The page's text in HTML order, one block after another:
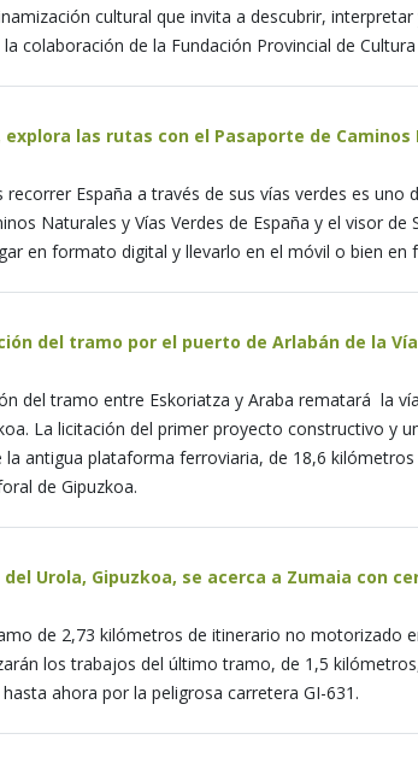
cultural que invita a descubrir,
colaboración de la Fundación Provincial de
explora las rutas con el Pasaporte de
recorrer España a través de sus vías verdes es
Naturales y Vías Verdes de España y el visor
en formato digital y llevarlo en el móvil o bien
del tramo por el puerto de Arlabán de la
del tramo entre Eskoriatza y Araba rematará la
La licitación del primer proyecto constructivo y
la antigua plataforma ferroviaria, de 18,6
de Gipuzkoa.
del Urola, Gipuzkoa, se acerca a Zumaia con
de 2,73 kilómetros de itinerario no motorizado
los trabajos del último tramo, de 1,5
ahora por la peligrosa carretera GI-631.